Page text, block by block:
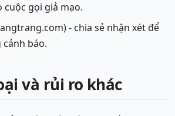
cuộc gọi giả mạo.
- chia sẻ nhận xét để
báo.
và rủi ro khác